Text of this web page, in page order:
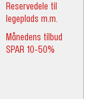
Reservedele til
legeplads m.m.
Månedens tilbud
SPAR 10-50%